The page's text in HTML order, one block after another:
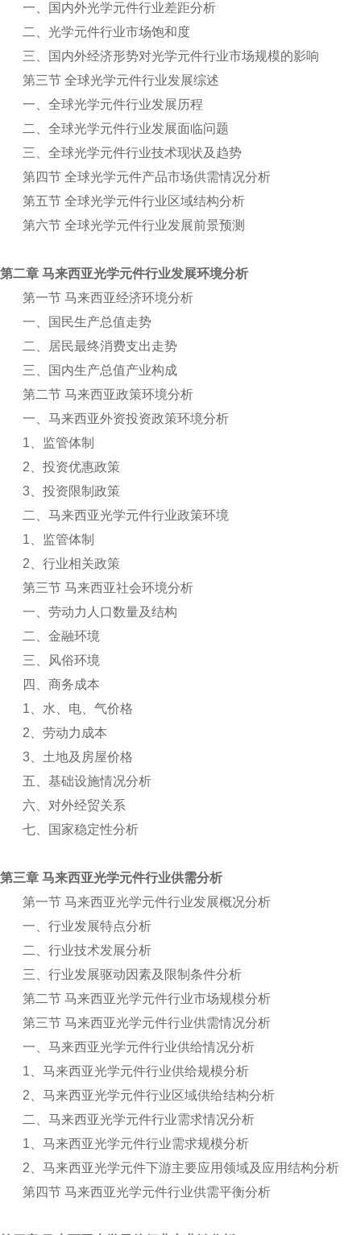
一、国内外光学元件行业差距分析
二、光学元件行业市场饱和度
三、国内外经济形势对光学元件行业市场规模的影响
第三节 全球光学元件行业发展综述
一、全球光学元件行业发展历程
二、全球光学元件行业发展面临问题
三、全球光学元件行业技术现状及趋势
第四节 全球光学元件产品市场供需情况分析
第五节 全球光学元件行业区域结构分析
第六节 全球光学元件行业发展前景预测
第二章 马来西亚光学元件行业发展环境分析
第一节 马来西亚经济环境分析
一、国民生产总值走势
二、居民最终消费支出走势
三、国内生产总值产业构成
第二节 马来西亚政策环境分析
一、马来西亚外资投资政策环境分析
1 、监管体制
2 、投资优惠政策
3 、投资限制政策
二、马来西亚光学元件行业政策环境
1 、监管体制
2 、行业相关政策
第三节 马来西亚社会环境分析
一、劳动力人口数量及结构
二、金融环境
三、风俗环境
四、商务成本
1 、水、电、气价格
2 、劳动力成本
3 、土地及房屋价格
五、基础设施情况分析
六、对外经贸关系
七、国家稳定性分析
第三章 马来西亚光学元件行业供需分析
第一节 马来西亚光学元件行业发展概况分析
一、行业发展特点分析
二、行业技术发展分析
三、行业发展驱动因素及限制条件分析
第二节 马来西亚光学元件行业市场规模分析
第三节 马来西亚光学元件行业供需情况分析
一、马来西亚光学元件行业供给情况分析
1 、马来西亚光学元件行业供给规模分析
2 、马来西亚光学元件行业区域供给结构分析
二、马来西亚光学元件行业需求情况分析
1 、马来西亚光学元件行业需求规模分析
2 、马来西亚光学元件下游主要应用领域及应用结构分析
第四节 马来西亚光学元件行业供需平衡分析